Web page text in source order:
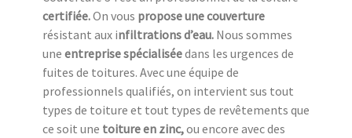
certifiée.On vous propose une couverture
résistant aux infiltrations d’eau. Nous sommes
une entreprise spécialiséedans les urgences de
fuites de toitures. Avec une équipe de
professionnels qualifiés, on intervient sus tout
types de toiture et tout types de revêtements que
ce soit une toiture en zinc,ou encore avec des